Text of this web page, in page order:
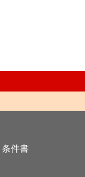
件書